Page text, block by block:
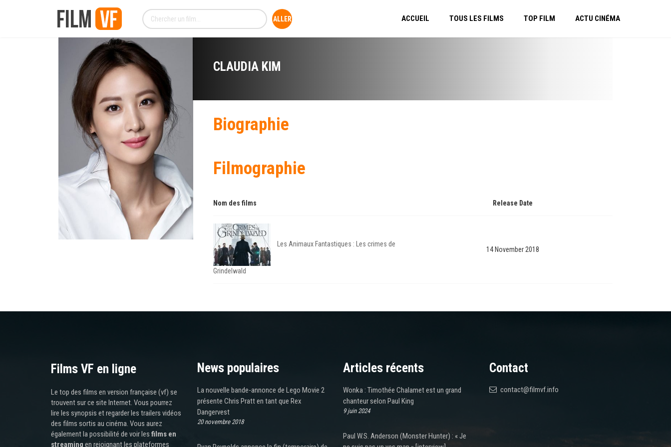
ACCUEIL TOUS LES FILMS TOP FILM ACTU CINÉMA
CLAUDIA KIM
Biographie
Filmographie
Nom des films Release Date
Les Animaux Fantastiques : Les crimes de
Grindelwald
14 November 2018
Films VF en ligne
Le top des films en version française (vf) se
trouvent sur ce site Internet. Vous pourrez
lire les synopsis et regarder les trailers vidéos
des films sortis au cinéma. Vous aurez
également la possibilité de voir les films en
streaming en rejoignant les plateformes
News populaires
La nouvelle bande-annonce de Lego Movie 2
présente Chris Pratt en tant que Rex
Dangervest
20 novembre 2018
Articles récents
Wonka : Timothée Chalamet est un grand
chanteur selon Paul King
9 juin 2024
Paul W.S. Anderson (Monster Hunter) : « Je
Contact
contact@filmvf.info